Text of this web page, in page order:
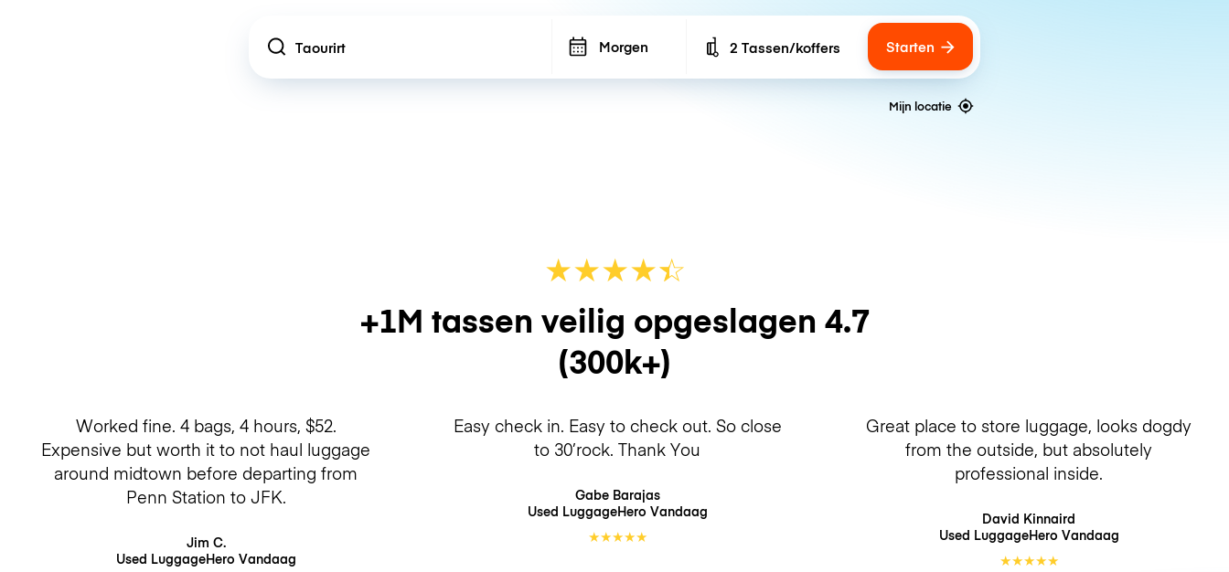
Location Morgen Number of bags
2 Tassen/koffers Starten
Mijn locatie
★★★★☆
★
+1M tassen veilig opgeslagen 4.7
(300k+)
Worked fine. 4 bags, 4 hours, $52.
Expensive but worth it to not haul luggage
around midtown before departing from
Penn Station to JFK.
Jim C.
Used LuggageHero Vandaag
Easy check in. Easy to check out. So close
to 30’rock. Thank You
Gabe Barajas
Used LuggageHero Vandaag
★★★★★
Great place to store luggage, looks dogdy
from the outside, but absolutely
professional inside.
David Kinnaird
Used LuggageHero Vandaag
★★★★★